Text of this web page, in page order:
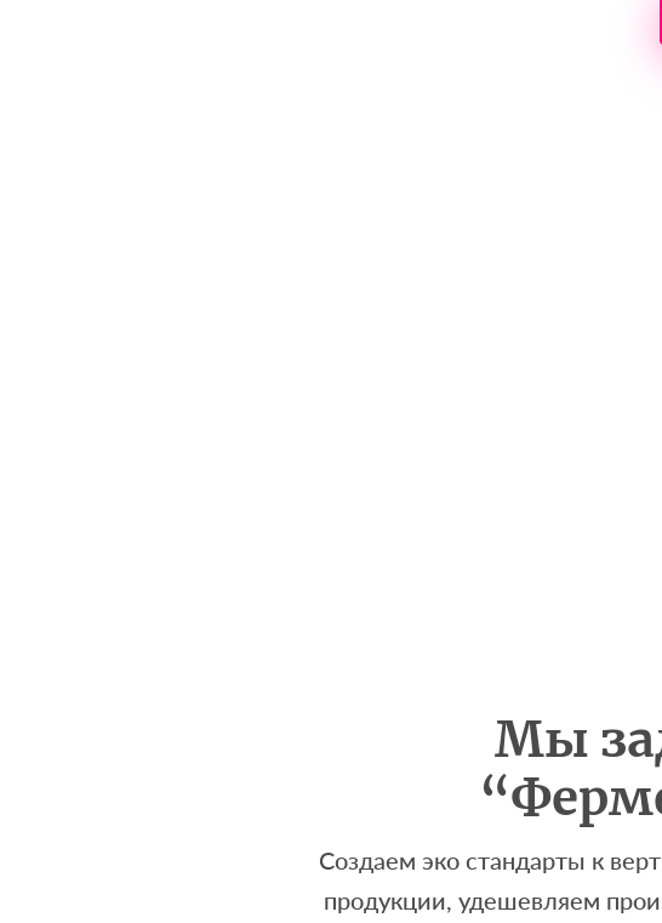
Мы
Создаем эко стандарты к
продукции, удешевляем